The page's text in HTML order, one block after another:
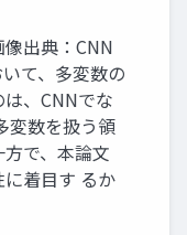
出典：CNN
て、多変数の
、CNNでな
変数を扱う領
で、本論文
着目す るか